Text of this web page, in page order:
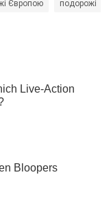
Європою подорожі